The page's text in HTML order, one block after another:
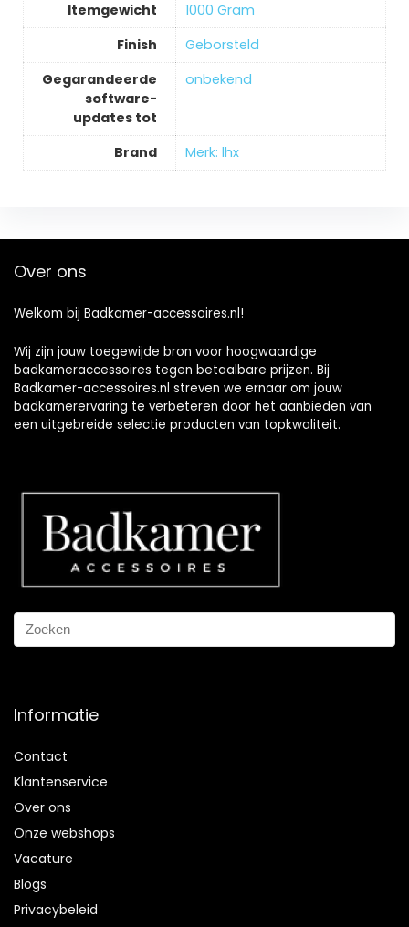
Itemgewicht
‎1000 Gram
Finish
‎Geborsteld
Gegarandeerde
software-
updates tot
‎onbekend
Brand Merk: lhx
Over ons
Welkom bij Badkamer-accessoires.nl!
Wij zijn jouw toegewijde bron voor hoogwaardige
badkameraccessoires tegen betaalbare prijzen. Bij
Badkamer-accessoires.nl streven we ernaar om jouw
badkamerervaring te verbeteren door het aanbieden van
een uitgebreide selectie producten van topkwaliteit.
Informatie
Contact
Klantenservice
Over ons
Onze webshops
Vacature
Blogs
Privacybeleid